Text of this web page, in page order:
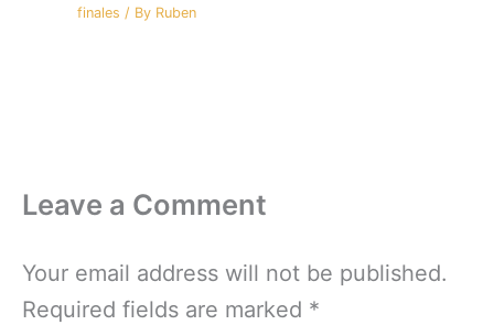
finales / By Ruben
Leave a Comment
Your email address will not be published.
Required fields are marked *